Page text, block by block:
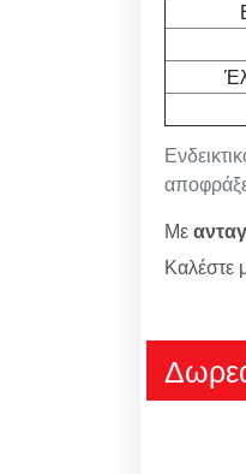
Με
Καλέστε